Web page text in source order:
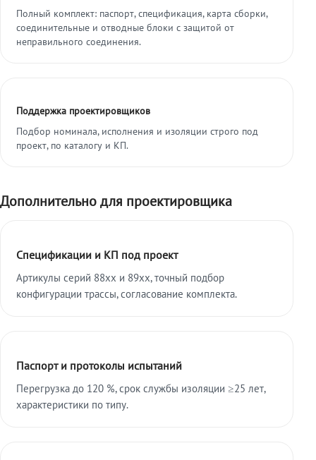
Полный комплект: паспорт, спецификация, карта сборки,
соединительные и отводные блоки с защитой от
неправильного соединения.
Поддержка проектировщиков
Подбор номинала, исполнения и изоляции строго под
проект, по каталогу и КП.
Дополнительно для проектировщика
Спецификации и КП под проект
Артикулы серий 88xx и 89xx, точный подбор
конфигурации трассы, согласование комплекта.
Паспорт и протоколы испытаний
Перегрузка до 120 %, срок службы изоляции ≥25 лет,
характеристики по типу.